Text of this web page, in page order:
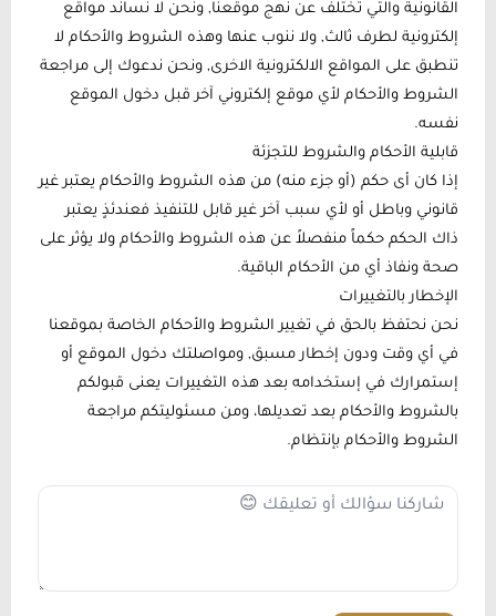
القانونية والتي تختلف عن نهج موقعنا, ونحن لا نساند مواقع
إلكترونية لطرف ثالث, ولا ننوب عنها وهذه الشروط والأحكام لا
تنطبق على المواقع الالكترونية الاخرى, ونحن ندعوك إلى مراجعة
الشروط والأحكام لأي موقع إلكتروني آخر قبل دخول الموقع
نفسه.
قابلية الأحكام والشروط للتجزئة
إذا كان أى حكم (أو جزء منه) من هذه الشروط والأحكام يعتبر غير
قانوني وباطل أو لأي سبب آخر غير قابل للتنفيذ فعندئذٍ يعتبر
ذاك الحكم حكماً منفصلاً عن هذه الشروط والأحكام ولا يؤثر على
صحة ونفاذ أي من الأحكام الباقية.
الإخطار بالتغييرات
نحن نحتفظ بالحق في تغيير الشروط والأحكام الخاصة بموقعنا
في أي وقت ودون إخطار مسبق, ومواصلتك دخول الموقع أو
إستمرارك في إستخدامه بعد هذه التغييرات يعنى قبولكم
بالشروط والأحكام بعد تعديلها، ومن مسئوليتكم مراجعة
الشروط والأحكام بإنتظام.